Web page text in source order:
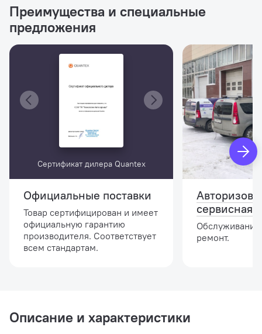
Преимущества и специальные
предложения
Сертификат дилера Quantex
Официальные поставки
Товар сертифицирован и имеет
официальную гарантию
производителя. Соответствует
всем стандартам.
сервисная
ремонт.
Описание и характеристики